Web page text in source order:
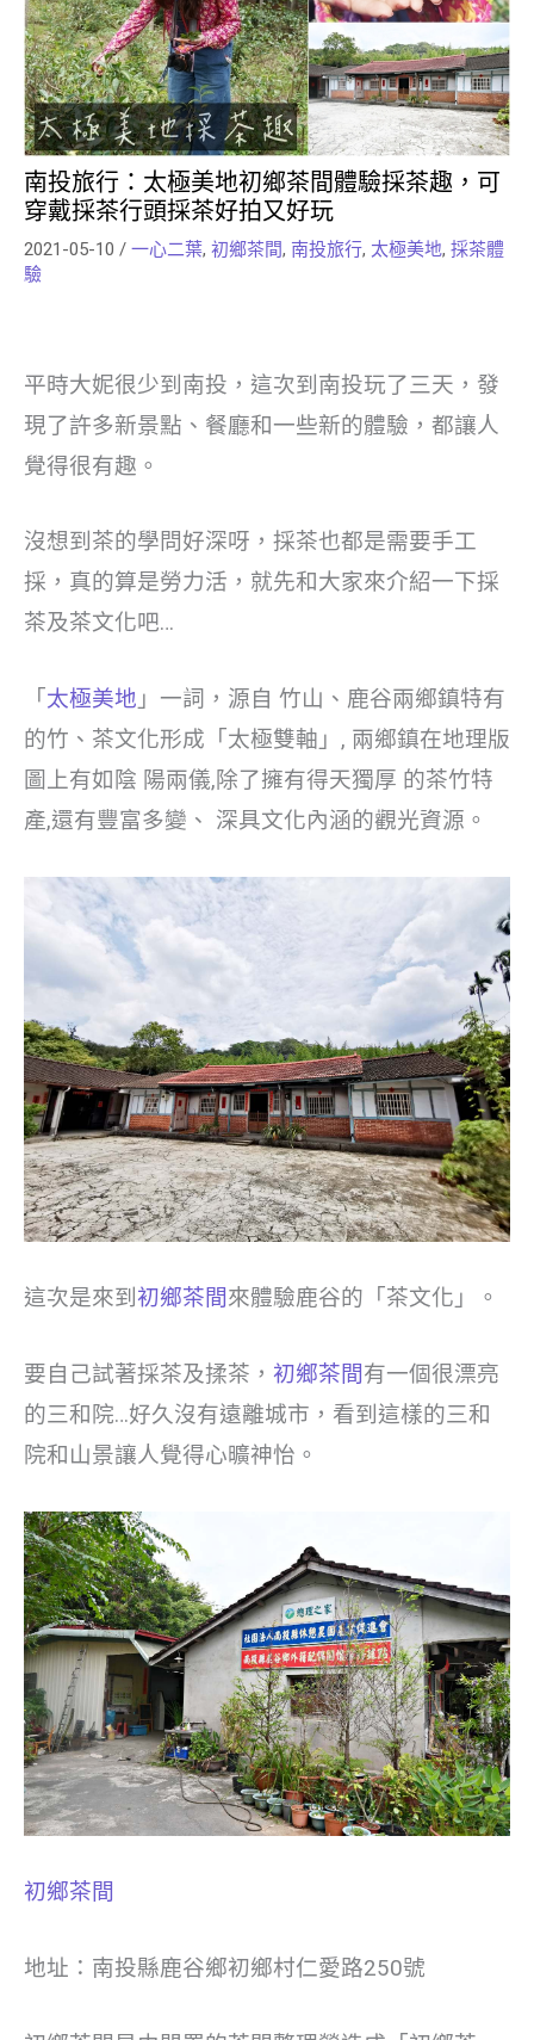
南投旅行：太極美地初鄉茶間體驗採茶趣，可
穿戴採茶行頭採茶好拍又好玩
2021-05-10 / 一心二葉, 初鄉茶間, 南投旅行, 太極美地, 採茶體
驗
平時大妮很少到南投，這次到南投玩了三天，發
現了許多新景點、餐廳和一些新的體驗，都讓人
覺得很有趣。
沒想到茶的學問好深呀，採茶也都是需要手工
採，真的算是勞力活，就先和大家來介紹一下採
茶及茶文化吧…
「 太極美地 」一詞，源自 竹山、鹿谷兩鄉鎮特有
的竹、茶文化形成「太極雙軸」, 兩鄉鎮在地理版
圖上有如陰 陽兩儀,除了擁有得天獨厚 的茶竹特
產,還有豐富多變、 深具文化內涵的觀光資源。
這次是來到 初鄉茶間來體驗鹿谷的「茶文化」。
要自己試著採茶及揉茶， 初鄉茶間有一個很漂亮
的三和院…好久沒有遠離城市，看到這樣的三和
院和山景讓人覺得心曠神怡。
初鄉茶間
地址：南投縣鹿谷鄉初鄉村仁愛路250號